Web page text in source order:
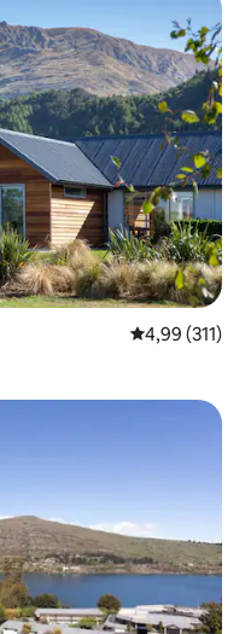
Gemiddelde
4,99 (311)